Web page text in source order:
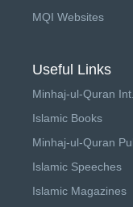
MQI Websites
Useful Links
Minhaj-ul-Quran Int.
Islamic Books
Minhaj-ul-Quran
Islamic Speeches
Islamic Magazines